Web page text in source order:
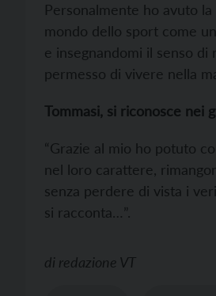
Personalmente ho avuto
mondo dello sport come
e insegnandomi il senso
permesso di vivere nella
Tommasi, si riconosce nei
“Grazie al mio ho potuto
nel loro carattere,
senza perdere di vista i
si racconta…”.
di redazione VT